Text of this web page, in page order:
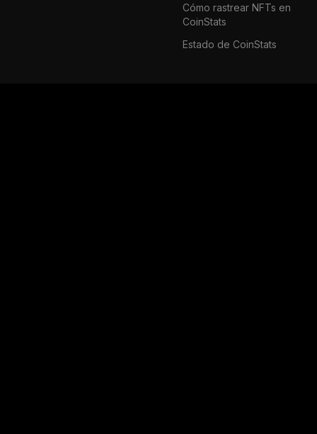
Cómo rastrear NFTs en
CoinStats
Estado de CoinStats